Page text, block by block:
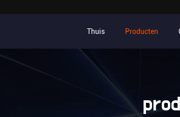
Thuis Producten